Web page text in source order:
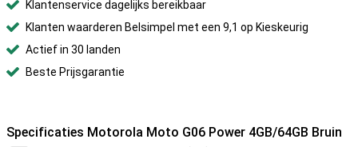
Klantenservice dagelijks bereikbaar
Klanten waarderen Belsimpel met een 9,1 op Kieskeurig
Actief in 30 landen
Beste Prijsgarantie
Specificaties Motorola Moto G06 Power 4GB/64GB Bruin